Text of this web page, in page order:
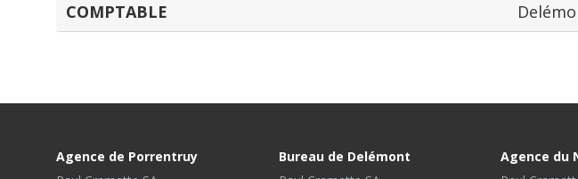
COMPTABLE
Agence de Porrentruy
Bureau de Delémont
Agence du